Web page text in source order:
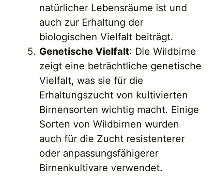
natürlicher Lebensräume ist und
auch zur Erhaltung der
biologischen Vielfalt beiträgt.
Genetische Vielfalt: Die Wildbirne
zeigt eine beträchtliche genetische
Vielfalt, was sie für die
Erhaltungszucht von kultivierten
Birnensorten wichtig macht. Einige
Sorten von Wildbirnen wurden
auch für die Zucht resistenterer
oder anpassungsfähigerer
Birnenkultivare verwendet.